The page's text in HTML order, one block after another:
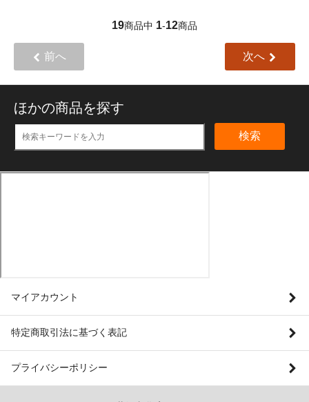
19商品中 1-12商品
前へ 次へ
ほかの商品を探す
検索
マイアカウント
特定商取引法に基づく表記
プライバシーポリシー